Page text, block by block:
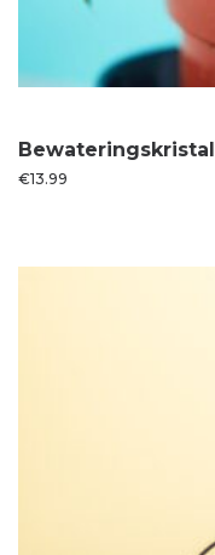
Bewateringskristal
€13.99